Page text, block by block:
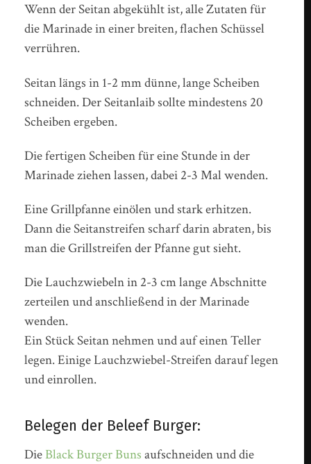
Wenn der Seitan abgekühlt ist, alle Zutaten für
die Marinade in einer breiten, flachen Schüssel
verrühren.
Seitan längs in 1-2 mm dünne, lange Scheiben
schneiden. Der Seitanlaib sollte mindestens 20
Scheiben ergeben.
Die fertigen Scheiben für eine Stunde in der
Marinade ziehen lassen, dabei 2-3 Mal wenden.
Eine Grillpfanne einölen und stark erhitzen.
Dann die Seitanstreifen scharf darin abraten, bis
man die Grillstreifen der Pfanne gut sieht.
Die Lauchzwiebeln in 2-3 cm lange Abschnitte
zerteilen und anschließend in der Marinade
wenden.
Ein Stück Seitan nehmen und auf einen Teller
legen. Einige Lauchzwiebel-Streifen darauf legen
und einrollen.
Belegen der Beleef Burger:
Die Black Burger Buns aufschneiden und die